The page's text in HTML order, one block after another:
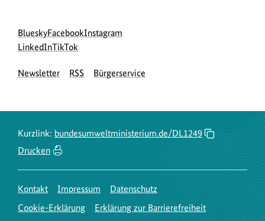
Social
Media
Blueskyzur
Bluesky-
des
Facebookzur
des
Instagram
des
LinkedInzur
Seite
zur
Seite
TikTok
Newsletter RSS Bürgerservice
Kurzlink: bundesumweltministerium.de/DL1249
Drucken
Kontakt Impressum
Datenschutz
Cookie-Erklärung
Erklärung zur Barrierefreiheit